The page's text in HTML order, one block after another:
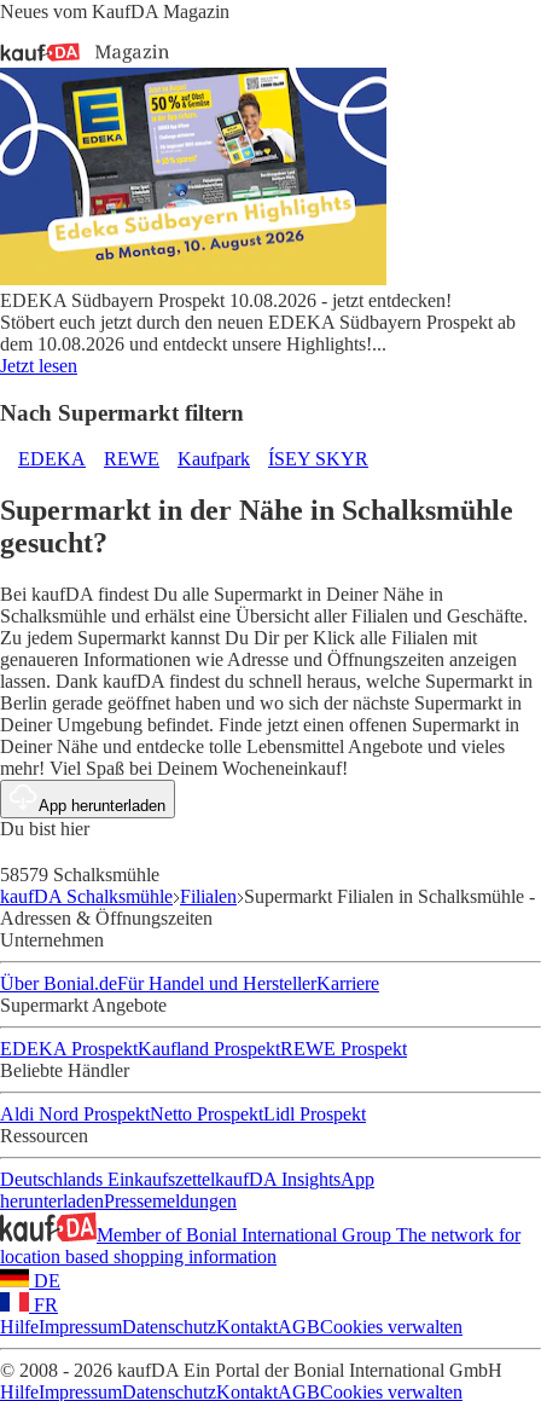
Neues vom KaufDA Magazin
EDEKA Südbayern Prospekt 10.08.2026 - jetzt entdecken!
Stöbert euch jetzt durch den neuen EDEKA Südbayern Prospekt ab
dem 10.08.2026 und entdeckt unsere Highlights!...
Jetzt lesen
Nach Supermarkt filtern
EDEKA REWE Kaufpark ÍSEY SKYR
Supermarkt in der Nähe in Schalksmühle
gesucht?
Bei kaufDA findest Du alle Supermarkt in Deiner Nähe in
Schalksmühle und erhälst eine Übersicht aller Filialen und Geschäfte.
Zu jedem Supermarkt kannst Du Dir per Klick alle Filialen mit
genaueren Informationen wie Adresse und Öffnungszeiten anzeigen
lassen. Dank kaufDA findest du schnell heraus, welche Supermarkt in
Berlin gerade geöffnet haben und wo sich der nächste Supermarkt in
Deiner Umgebung befindet. Finde jetzt einen offenen Supermarkt in
Deiner Nähe und entdecke tolle Lebensmittel Angebote und vieles
mehr! Viel Spaß bei Deinem Wocheneinkauf!
App herunterladen
Du bist hier
58579 Schalksmühle
kaufDA Schalksmühle Filialen Supermarkt Filialen in Schalksmühle -
Adressen & Öffnungszeiten
Unternehmen
Über Bonial.deFür Handel und HerstellerKarriere
Supermarkt Angebote
EDEKA ProspektKaufland ProspektREWE Prospekt
Beliebte Händler
Aldi Nord ProspektNetto ProspektLidl Prospekt
Ressourcen
Deutschlands EinkaufszettelkaufDA InsightsApp
herunterladenPressemeldungen
Member of Bonial International Group The network for
location based shopping information
DE
FR
HilfeImpressumDatenschutzKontaktAGBCookies verwalten
© 2008 - 2026 kaufDA Ein Portal der Bonial International GmbH
HilfeImpressumDatenschutzKontaktAGBCookies verwalten